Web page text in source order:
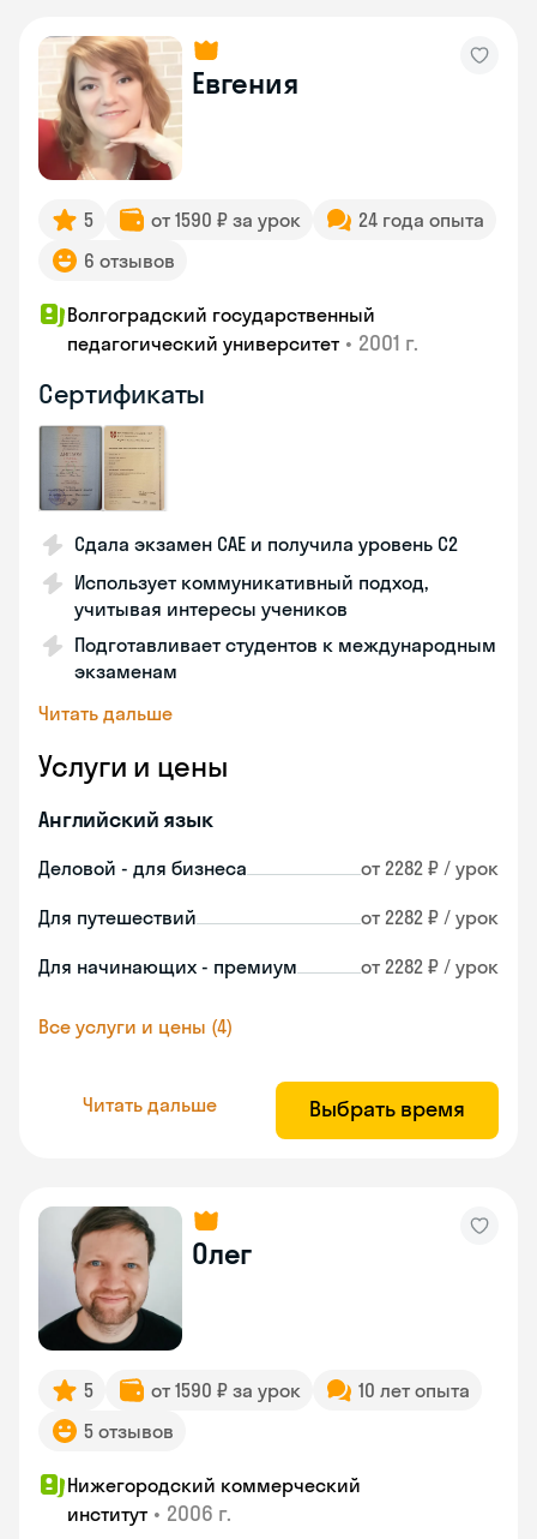
Евгения
5 от 1590 ₽ за урок
24 года опыта
6 отзывов
Волгоградский государственный
педагогический университет • 2001 г.
Сертификаты
Сдала экзамен CAE и получила уровень С2
Использует коммуникативный подход,
учитывая интересы учеников
Подготавливает студентов к международным
экзаменам
Читать дальше
Услуги и цены
Английский язык
Деловой - для бизнеса от 2282 ₽ / урок
Для путешествий от 2282 ₽ / урок
Для начинающих - премиум от 2282 ₽ / урок
Все услуги и цены (4)
Читать дальше Выбрать время
Олег
5 от 1590 ₽ за урок
10 лет опыта
5 отзывов
Нижегородский коммерческий
институт • 2006 г.